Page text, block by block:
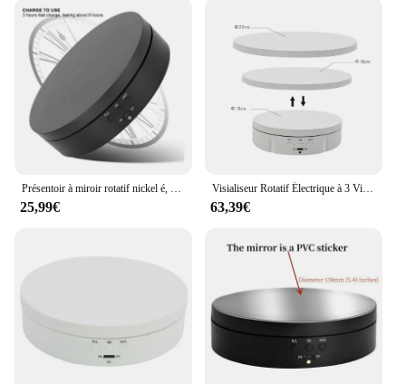
25,99€
Visialiseur Rotatif Électrique à 3 Vitesses, Régulation Colorable à 360 °, Charge USB, Présentoir pour Prise de Vue Vidéo, Accessoire, Bijoux, Chaussures
63,39€